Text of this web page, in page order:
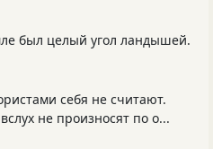
был целый угол ландышей.
себя не считают.
не произносят по о...